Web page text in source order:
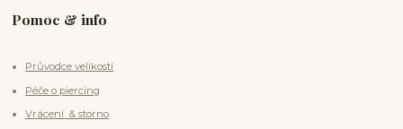
Pomoc & info
Průvodce velikostí
Péče o piercing
Vrácení & storno